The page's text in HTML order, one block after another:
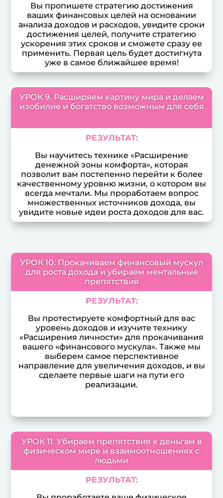
Вы пропишете стратегию достижения
ваших финансовых целей на основании
анализа доходов и расходов, увидите сроки
достижения целей, получите стратегию
ускорения этих сроков и сможете сразу ее
применить. Первая цель будет достигнута
уже в самое ближайшее время!
УРОК 9. Расширяем картину мира и делаем
изобилие и богатство возможным для себя
РЕЗУЛЬТАТ:
Вы научитесь технике «Расширение
денежной зоны комфорта», которая
позволит вам постепенно перейти к более
качественному уровню жизни, о котором вы
всегда мечтали. Мы проработаем вопрос
множественных источников дохода, вы
увидите новые идеи роста доходов для вас.
УРОК 10. Прокачиваем финансовый мускул
для роста дохода и убираем ментальные
препятствия
РЕЗУЛЬТАТ:
Вы протестируете комфортный для вас
уровень доходов и изучите технику
«Расширения личности» для прокачивания
вашего «финансового мускула». Также мы
выберем самое перспективное
направление для увеличения доходов, и вы
сделаете первые шаги на пути его
реализации.
УРОК 11. Убираем препятствия к деньгам в
физическом мире и взаимоотношениях с
людьми
РЕЗУЛЬТАТ: